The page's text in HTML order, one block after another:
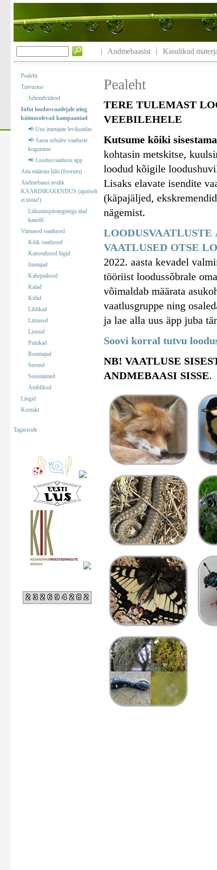
Andmebaasist Kasulikud
Pealeht
Tutvustus
Juhendvideod
Infot loodusvaatlejale ning
käimasolevad kampaaniad
📢 Uus imetajate levikuatlas
📢 Aasta orhidee vaatluste
kogumine
📢 Loodusvaatluste äpp
Aita määrata liiki (foorum)
Andmebaasi avalik
KAARDIRAKENDUS (ajutiselt
ei tööta!)
Liikumispiirangutega alad
kaardil
Viimased vaatlused
Kõik vaatlused
Kaitsealused liigid
Imetajad
Kahepaiksed
Kalad
Kiilid
Liblikad
Limused
Linnud
Putukad
Roomajad
Seened
Soontaimed
Ämblikud
Lingid
Kontakt
Tagasiside
232694282
Pealeht
TERE TULEMAST
VEEBILEHELE
Kutsume kõiki
kohtasin metskitse,
loodud kõigile
Lisaks elavate isendite
(käpajäljed,
nägemist.
VAATLUSED OTSE
2022. aasta kevadel
tööriist loodussõbrale
võimaldab määrata
vaatlusgruppe ning
ja lae alla uus äpp juba
Soovi korral tutvu
NB! VAATLUSE
ANDMEBAASI SISSE.